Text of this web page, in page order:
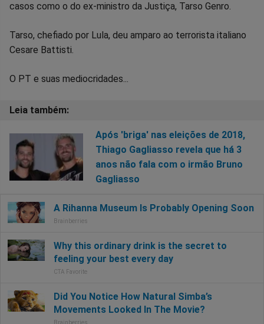
casos como o do ex-ministro da Justiça, Tarso Genro.
Tarso, chefiado por Lula, deu amparo ao terrorista italiano
Cesare Battisti.
O PT e suas mediocridades...
Após 'briga' nas eleições de 2018,
Thiago Gagliasso revela que há 3
anos não fala com o irmão Bruno
Gagliasso